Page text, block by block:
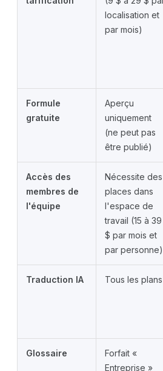
localisation et
par mois)
Formule
gratuite
Aperçu
uniquement
(ne peut pas
être publié)
Accès des
membres de
l'équipe
Nécessite des
places dans
l'espace de
travail (15 à 39
$ par mois et
par personne)
Traduction IA Tous les plans
Glossaire
Forfait «
Entreprise »